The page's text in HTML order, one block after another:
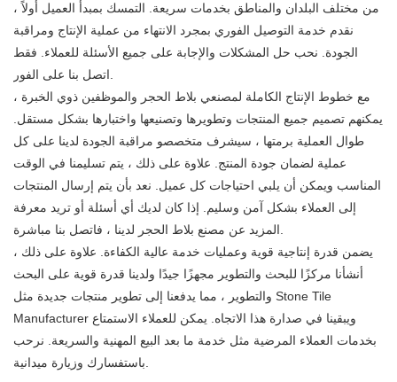
من مختلف البلدان والمناطق بخدمات سريعة. التمسك بمبدأ العميل أولاً ،
نقدم خدمة التوصيل الفوري بمجرد الانتهاء من عملية الإنتاج ومراقبة
الجودة. نحب حل المشكلات والإجابة على جميع الأسئلة للعملاء. فقط
اتصل بنا على الفور.
مع خطوط الإنتاج الكاملة لمصنعي بلاط الحجر والموظفين ذوي الخبرة ،
يمكنهم تصميم جميع المنتجات وتطويرها وتصنيعها واختبارها بشكل مستقل.
طوال العملية برمتها ، سيشرف متخصصو مراقبة الجودة لدينا على كل
عملية لضمان جودة المنتج. علاوة على ذلك ، يتم تسليمنا في الوقت
المناسب ويمكن أن يلبي احتياجات كل عميل. نعد بأن يتم إرسال المنتجات
إلى العملاء بشكل آمن وسليم. إذا كان لديك أي أسئلة أو تريد معرفة
المزيد عن مصنع بلاط الحجر لدينا ، فاتصل بنا مباشرة.
يضمن قدرة إنتاجية قوية وعمليات خدمة عالية الكفاءة. علاوة على ذلك ،
أنشأنا مركزًا للبحث والتطوير مجهزًا جيدًا ولدينا قدرة قوية على البحث
والتطوير ، مما يدفعنا إلى تطوير منتجات جديدة مثل Stone Tile
Manufacturer ويبقينا في صدارة هذا الاتجاه. يمكن للعملاء الاستمتاع
بخدمات العملاء المرضية مثل خدمة ما بعد البيع المهنية والسريعة. نرحب
باستفسارك وزيارة ميدانية.